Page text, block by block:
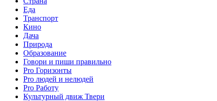
Еда
Транспорт
Кино
Дача
Природа
Образование
Говори и пиши правильно
Pro Горизонты
Pro людей и нелюдей
Pro Работу
Культурный движ Твери